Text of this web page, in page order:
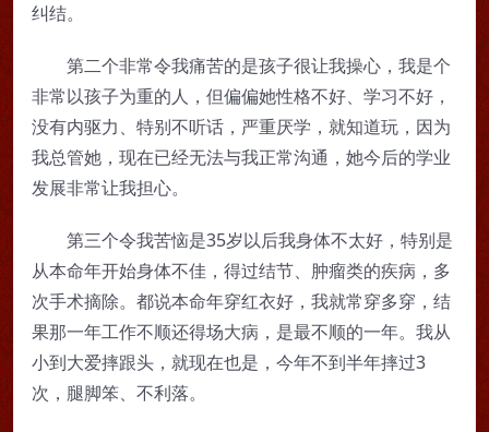
纠结。
第二个非常令我痛苦的是孩子很让我操心，我是个
非常以孩子为重的人，但偏偏她性格不好、学习不好，
没有内驱力、特别不听话，严重厌学，就知道玩，因为
我总管她，现在已经无法与我正常沟通，她今后的学业
发展非常让我担心。
第三个令我苦恼是35岁以后我身体不太好，特别是
从本命年开始身体不佳，得过结节、肿瘤类的疾病，多
次手术摘除。都说本命年穿红衣好，我就常穿多穿，结
果那一年工作不顺还得场大病，是最不顺的一年。我从
小到大爱摔跟头，就现在也是，今年不到半年摔过3
次，腿脚笨、不利落。